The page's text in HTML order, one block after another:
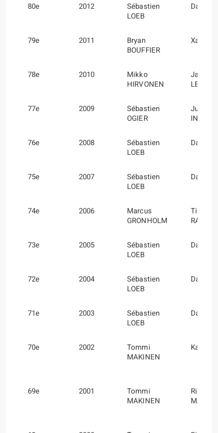
80e 2012
Sébastien
LOEB
Daniel
79e 2011
Bryan
BOUFFIER
Xavier
78e 2010
Mikko
HIRVONEN
Jarmo
77e 2009
Sébastien
OGIER
Julien
76e 2008
Sébastien
LOEB
Daniel
75e 2007
Sébastien
LOEB
Daniel
74e 2006
Marcus
GRONHOLM
Timo
73e 2005
Sébastien
LOEB
Daniel
72e 2004
Sébastien
LOEB
Daniel
71e 2003
Sébastien
LOEB
Daniel
70e 2002
Tommi
MAKINEN
Kaj
69e 2001
Tommi
MAKINEN
Risto